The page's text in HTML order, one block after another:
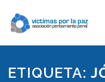
contenido
ETIQUETA: